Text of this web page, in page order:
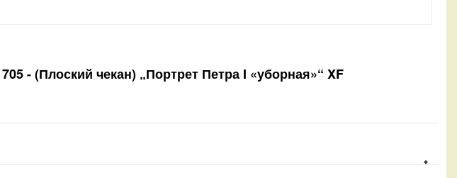
- (Плоский чекан) „Портрет Петра I «уборная»“ XF